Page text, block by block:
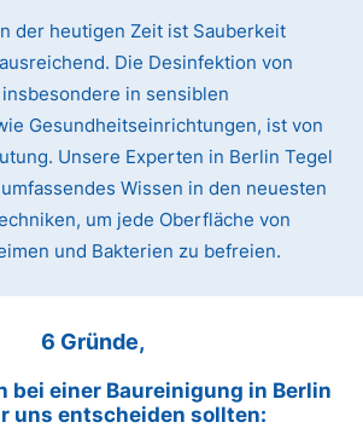
der heutigen Zeit ist Sauberkeit
Die Desinfektion von
in sensiblen
Gesundheitseinrichtungen, ist von
Unsere Experten in Berlin Tegel
Wissen in den neuesten
um jede Oberfläche von
und Bakterien zu befreien.
6 Gründe,
bei einer Baureinigung in Berlin
uns entscheiden sollten: